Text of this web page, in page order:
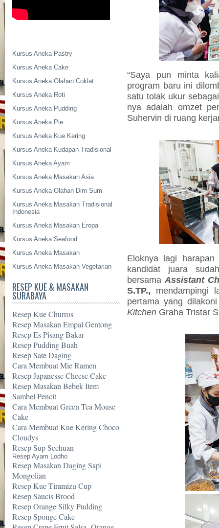
Kursus Aneka Pastry
Kursus Aneka Cake
Kursus Aneka Olahan Coklat
Kursus Aneka Roti
Kursus Aneka Pudding
Kursus Aneka Pie
Kursus Aneka Kue Kering
Kursus Aneka Kudapan Tradisional
Kursus Aneka Ayam
Kursus Aneka Masakan Asia
Kursus Aneka Olahan Dim Sum
Kursus Aneka Masakan Tradisional
Indonesia
Kursus Aneka Masakan Eropa
Kursus Aneka Seafood
Kursus Aneka Masakan
Kursus Aneka Masakan Vegetarian
RESEP KUE & MASAKAN
SURABAYA
Resep Kue Churros
Resep Masakan Empal Gentong
Resep Es Pisang Bakar
Resep Pudding Buah
Resep Sate Daging
Cara Membuat Mie Ramen
Resep Japanesse Cheese Cake
Resep Masakan Bebek Item
Sambel Pencit
Cara Membuat Green Tea Mouse
Cake
Cara Membuat Kue Kering Choco
Cloudys
Resep Sup Sechuan
Resep Ayam Lodho
Resep Masakan Daging Sapi
Mongolian
Resep Kue Tiramizu Cup
Resep Saucis Brood
Resep Orange Silky Pudding
Resep Sponge Cake
“Saya pun minta
program baru ini
satu tolak ukur
nya adalah omzet
Suhervin di ruang
Eloknya lagi
kandidat juara
bersama Assistant
S.TP., mendampingi
pertama yang
Kitchen Graha Tristar